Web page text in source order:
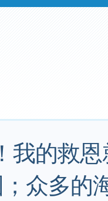
我的救
众多的